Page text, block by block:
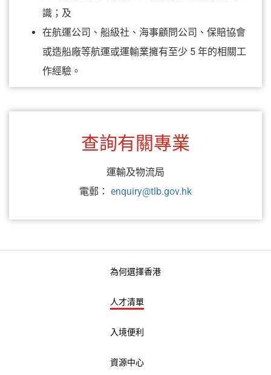
識；及
在航運公司、船級社、海事顧問公司、保賠協會
或造船廠等航運或運輸業擁有至少 5 年的相關工
作經驗。
查詢有關專業
運輸及物流局
電郵： enquiry@tlb.gov.hk
為何選擇香港
人才清單
入境便利
資源中心